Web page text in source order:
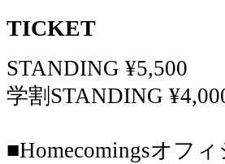
TICKET
STANDING ¥5,500
学割STANDING
■Homecomingsオフ